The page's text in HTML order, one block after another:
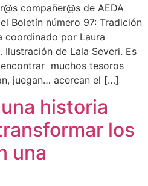
compañer@s de AEDA
Boletín número 97: Tradición
coordinado por Laura
Ilustración de Lala Severi. Es
muchos tesoros
juegan… acercan el […]
historia
los
una